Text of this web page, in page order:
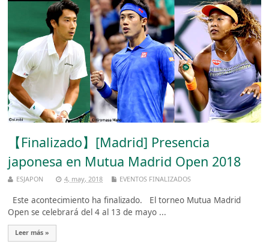
【Finalizado】[Madrid] Presencia
japonesa en Mutua Madrid Open 2018
ESJAPON 4, may, 2018 EVENTOS FINALIZADOS
Este acontecimiento ha finalizado. El torneo Mutua Madrid
Open se celebrará del 4 al 13 de mayo ...
Leer más »